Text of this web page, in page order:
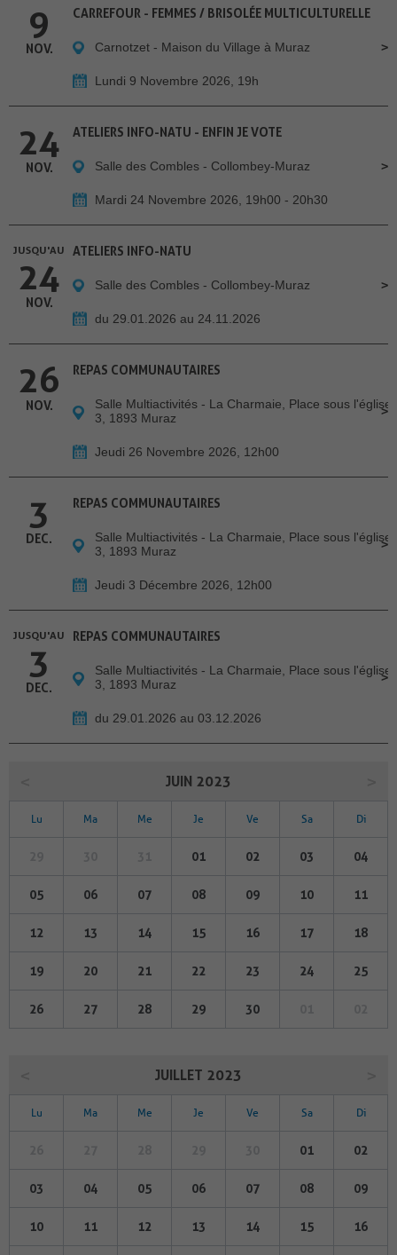
9
NOV.
CARREFOUR - FEMMES / BRISOLÉE MULTICULTURELLE
Carnotzet - Maison du Village à Muraz
Lundi 9 Novembre 2026, 19h
24
NOV.
ATELIERS INFO-NATU - ENFIN JE VOTE
Salle des Combles - Collombey-Muraz
Mardi 24 Novembre 2026, 19h00 - 20h30
JUSQU'AU
24
NOV.
ATELIERS INFO-NATU
Salle des Combles - Collombey-Muraz
du 29.01.2026 au 24.11.2026
26
NOV.
REPAS COMMUNAUTAIRES
Salle Multiactivités - La Charmaie, Place sous l'église
3, 1893 Muraz
Jeudi 26 Novembre 2026, 12h00
3
DEC.
REPAS COMMUNAUTAIRES
Salle Multiactivités - La Charmaie, Place sous l'église
3, 1893 Muraz
Jeudi 3 Décembre 2026, 12h00
JUSQU'AU
3
DEC.
REPAS COMMUNAUTAIRES
Salle Multiactivités - La Charmaie, Place sous l'église
3, 1893 Muraz
du 29.01.2026 au 03.12.2026
JUIN 2023
Lu Ma Me Je Ve Sa Di
01 02 03 04
05 06 07 08 09 10 11
12 13 14 15 16 17 18
19 20 21 22 23 24 25
26 27 28 29 30
JUILLET 2023
Lu Ma Me Je Ve Sa Di
01 02
03 04 05 06 07 08 09
10 11 12 13 14 15 16